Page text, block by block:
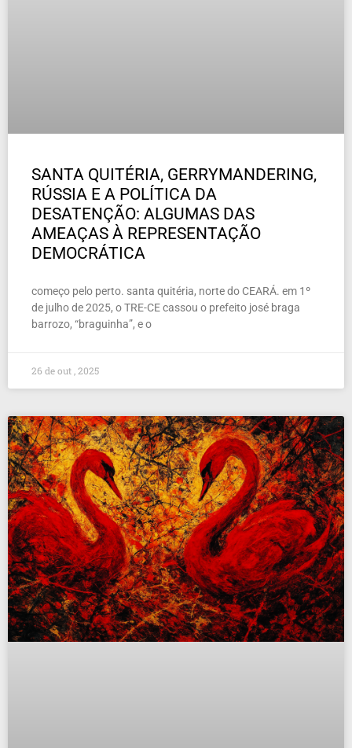
SANTA QUITÉRIA, GERRYMANDERING,
RÚSSIA E A POLÍTICA DA
DESATENÇÃO: ALGUMAS DAS
AMEAÇAS À REPRESENTAÇÃO
DEMOCRÁTICA
começo pelo perto. santa quitéria, norte do CEARÁ. em 1º
de julho de 2025, o TRE-CE cassou o prefeito josé braga
barrozo, “braguinha”, e o
26 de out , 2025